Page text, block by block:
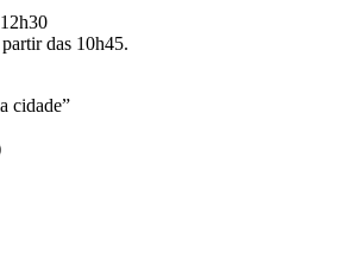
partir das 10h45.
cidade”